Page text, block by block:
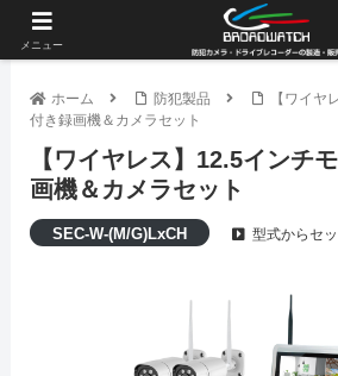
ホーム 防犯製品
【ワイヤ
付き録画機＆カメラセット
【ワイヤレス】12.5インチ
画機＆カメラセット
SEC-W-(M/G)LxCH 型式からセ
メニュー